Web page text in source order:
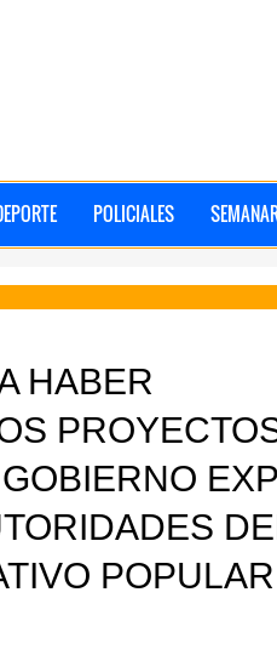
POLICIALES
HABER